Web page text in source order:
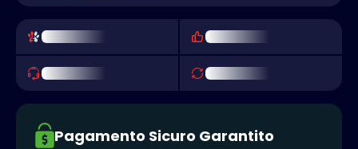
Pagamento Sicuro Garantito